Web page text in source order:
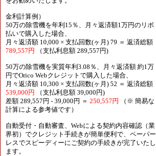
金利計算例）
50万の除雪機を年利15％、月々返済額1万円のリボ
払いで購入した場合、
月々返済額 10,000 × 支払回数(ヶ月) 79 ＝ 返済総額
789,557円
（支払利息額 289,557円)
50万の除雪機を実質年利3.08％、月々返済額 約1万
円でOrico Webクレジットで購入した場合、
月々返済額 10,300 × 支払回数(ヶ月) 52 ＝ 返済総額
539,000円
（支払利息額 39,000円)
差額 289,557円 - 39,000円 ＝ 250,557円
（※ 簡易な
計算による参考値です）
自動受付・自動審査、Webによる契約内容確認（業
界初）でクレジット手続きが簡単便利で、ペーパー
レスでスピーディーにご契約の手続きが完了いたし
ます。